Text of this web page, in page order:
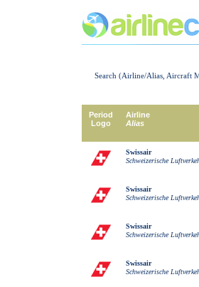
Search (Airline/Alias, Aircraft
Period
Logo
Airline
Alias
Swissair
Schweizerische
Swissair
Schweizerische
Swissair
Schweizerische
Swissair
Schweizerische